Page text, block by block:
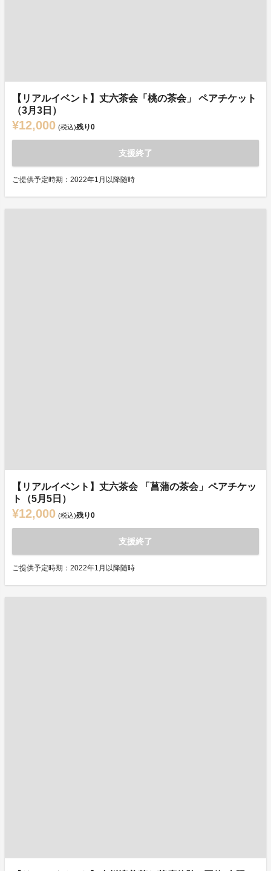
【リアルイベント】丈六茶会「桃の茶会」 ペアチケット
（3月3日）
¥12,000 (税込)残り0
支援終了
ご提供予定時期：2022年1月以降随時
【リアルイベント】丈六茶会 「菖蒲の茶会」ペアチケッ
ト（5月5日）
¥12,000 (税込)残り0
支援終了
ご提供予定時期：2022年1月以降随時